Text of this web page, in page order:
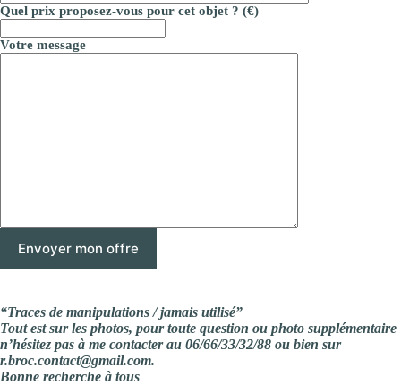
Quel prix proposez-vous pour cet objet ? (€)
Votre message
“Traces de manipulations / jamais utilisé”
Tout est sur les photos, pour toute question ou photo supplémentaire
n’hésitez pas à me contacter au 06/66/33/32/88 ou bien sur
r.broc.contact@gmail.com.
Bonne recherche à tous